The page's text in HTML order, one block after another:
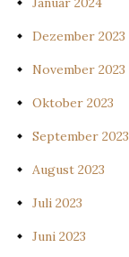
Dezember 2023
November 2023
Oktober 2023
September 2023
August 2023
Juli 2023
Juni 2023